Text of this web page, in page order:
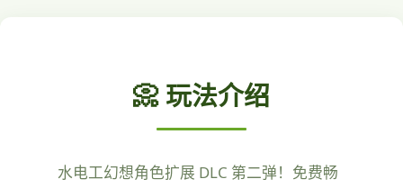
📀 玩法介绍
水电工幻想角色扩展 DLC 第二弹！免费畅